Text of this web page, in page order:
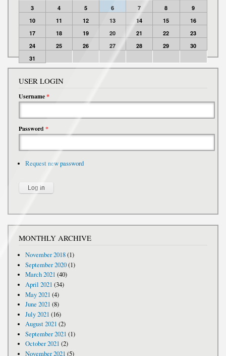
3
4 5 6 7 8
9
10
11 12 13 14 15
16
17
18 19 20 21 22
23
24
25 26 27 28 29
30
31
USER LOGIN
Username*
Password*
Request new password
MONTHLY ARCHIVE
November 2018(1)
September 2020(1)
March 2021 (40)
April 2021 (34)
May 2021 (4)
June 2021 (8)
July 2021 (16)
August 2021 (2)
September 2021 (1)
October 2021 (2)
November 2021 (5)